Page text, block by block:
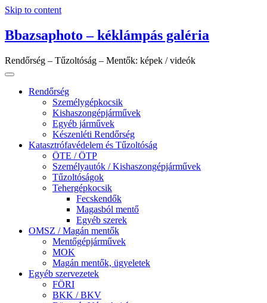
Skip to content
Bbazsaphoto – kéklámpás galéria
Rendőrség – Tűzoltóság – Mentők: képek / videók
Rendőrség
Személygépkocsik
Kishaszongépjárművek
Egyéb járművek
Készenléti Rendőrség
Katasztrófavédelem és Tűzoltóság
ÖTE / ÖTP
Személyautók / Kishaszongépjárművek
Tűzoltóságok
Tehergépkocsik
Fecskendők
Magasból mentő
Egyéb szerek
OMSZ / Magán mentők
Mentőgépjárművek
MOK
Magán mentők, ügyeletek
Egyéb szervezetek
FÖRI
BKK / BKV